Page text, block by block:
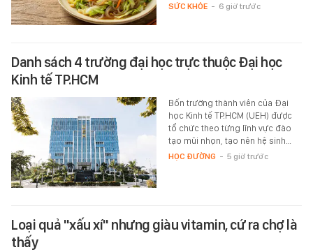
SỨC KHỎE - 6 giờ trước
Danh sách 4 trường đại học trực thuộc Đại học
Kinh tế TP.HCM
Bốn trường thành viên của Đại
học Kinh tế TP.HCM (UEH) được
tổ chức theo từng lĩnh vực đào
tạo mũi nhọn, tạo nên hệ sinh…
HỌC ĐƯỜNG - 5 giờ trước
Loại quả "xấu xí" nhưng giàu vitamin, cứ ra chợ là
thấy